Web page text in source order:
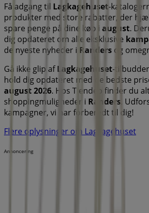
Få adgang til Lagkagehuset-
produkter med store rabatter, der
spare penge på dine køb i august.
dig opdateret om alle eksklusive
de nyeste nyheder i Randers og
Gå ikke glip afLagkagehuset-
hold dig opdateret med de bedste
august 2026. Hos Tiendeo finder du
shoppingmuligheder i Randers .
kampagner, vi har forberedt til dig!
Flere oplysninger om Lagkagehuset
Annoncering